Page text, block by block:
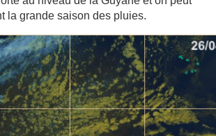
la grande saison des pluies.